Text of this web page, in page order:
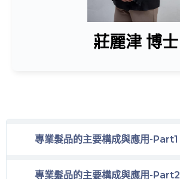
莊麗津 博士
專業髮品的主要構成與應用-Part1
專業髮品的主要構成與應用-Part2